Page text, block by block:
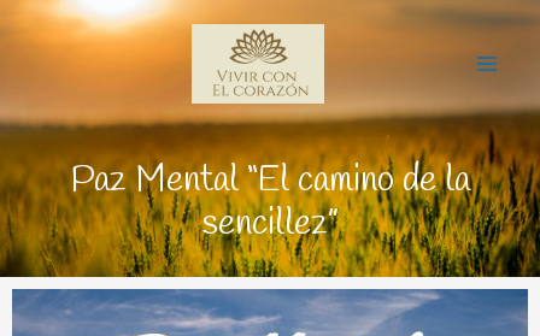
Paz Mental “El camino de la
sencillez”